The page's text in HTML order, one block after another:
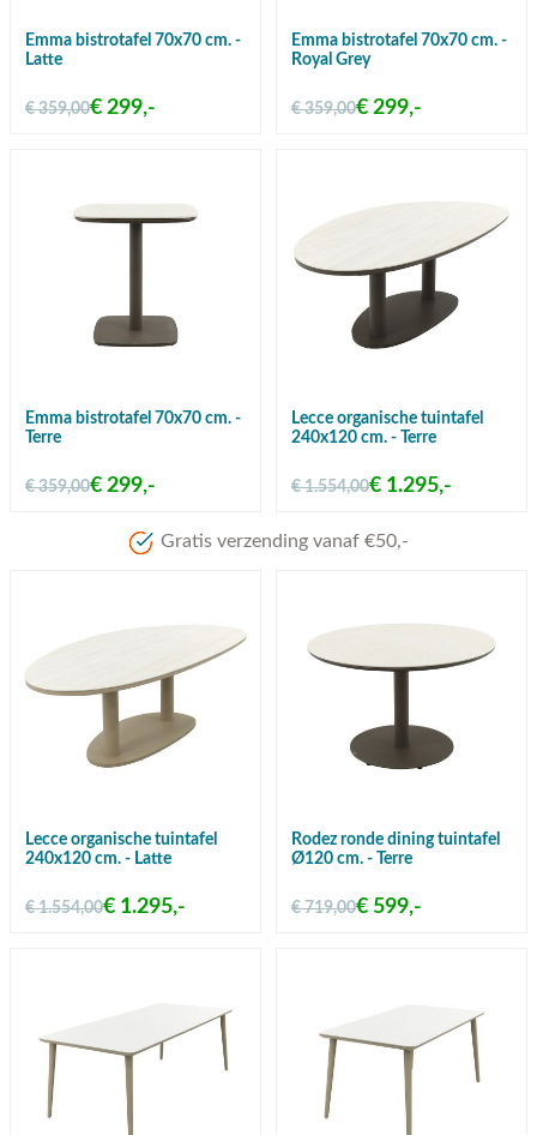
Emma bistrotafel 70x70 cm. -
Latte
€ 359,00€ 299,-
Emma bistrotafel 70x70 cm. -
Royal Grey
€ 359,00€ 299,-
Emma bistrotafel 70x70 cm. -
Terre
€ 359,00€ 299,-
Lecce organische tuintafel
240x120 cm. - Terre
€ 1.554,00€ 1.295,-
Meer dan 80 jaar
Lecce organische tuintafel
240x120 cm. - Latte
€ 1.554,00€ 1.295,-
Rodez ronde dining tuintafel
Ø120 cm. - Terre
€ 719,00€ 599,-